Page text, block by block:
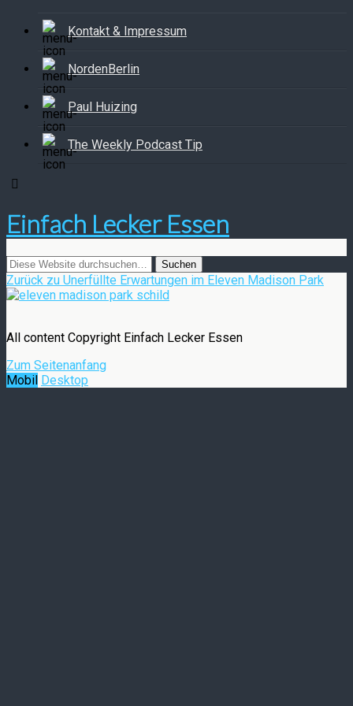
Kontakt & Impressum
NordenBerlin
Paul Huizing
The Weekly Podcast Tip
Einfach Lecker Essen
Zurück zu Unerfüllte Erwartungen im Eleven Madison Park
All content Copyright Einfach Lecker Essen
Zum Seitenanfang
Mobil Desktop